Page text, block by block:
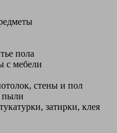
пола
с мебели
стены и пол
пыли
затирки, клея